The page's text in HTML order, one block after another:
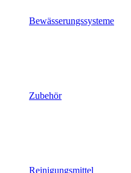
Bewässerungssysteme
Zubehör
Reinigungsmittel